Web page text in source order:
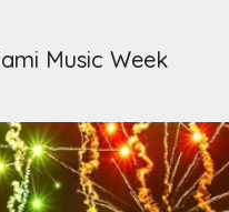
Music Week